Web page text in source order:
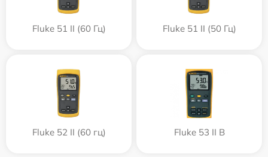
Fluke 51 II (60 Гц) Fluke 51 II (50 Гц)
Fluke 52 II (60 гц) Fluke 53 II B